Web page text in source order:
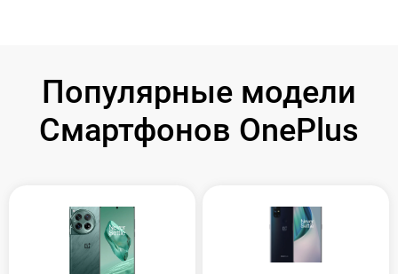
Популярные модели
Смартфонов OnePlus